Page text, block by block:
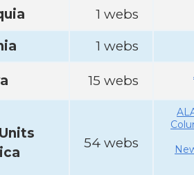
1 webs
1 webs
15 webs
54 webs